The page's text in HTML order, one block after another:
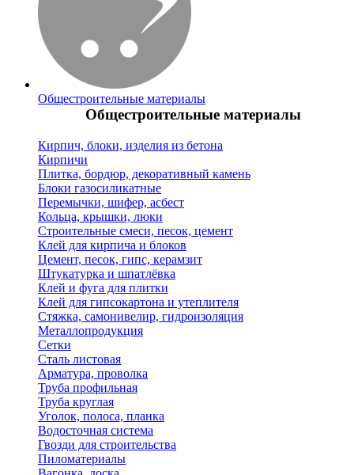
Общестроительные материалы
Общестроительные материалы
Кирпич, блоки, изделия из бетона
Кирпичи
Плитка, бордюр, декоративный камень
Блоки газосиликатные
Перемычки, шифер, асбест
Кольца, крышки, люки
Строительные смеси, песок, цемент
Клей для кирпича и блоков
Цемент, песок, гипс, керамзит
Штукатурка и шпатлёвка
Клей и фуга для плитки
Клей для гипсокартона и утеплителя
Стяжка, самонивелир, гидроизоляция
Металлопродукция
Сетки
Сталь листовая
Арматура, проволка
Труба профильная
Труба круглая
Уголок, полоса, планка
Водосточная система
Гвозди для строительства
Пиломатериалы